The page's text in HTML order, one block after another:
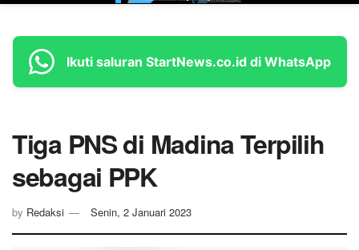
Ikuti saluran StartNews.co.id di WhatsApp
Tiga PNS di Madina Terpilih
sebagai PPK
by Redaksi Senin, 2 Januari 2023